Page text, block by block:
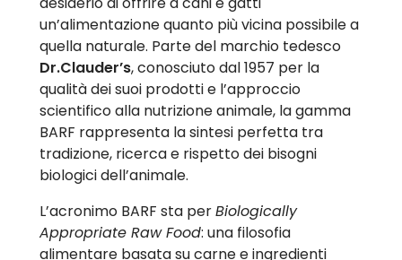
un’alimentazione quanto più vicina possibile a
quella naturale. Parte del marchio tedesco
Dr.Clauder’s, conosciuto dal 1957 per la
qualità dei suoi prodotti e l’approccio
scientifico alla nutrizione animale, la gamma
BARF rappresenta la sintesi perfetta tra
tradizione, ricerca e rispetto dei bisogni
biologici dell’animale.
L’acronimo BARF sta perBiologically
Appropriate Raw Food: una filosofia
alimentare basata su carne e ingredienti